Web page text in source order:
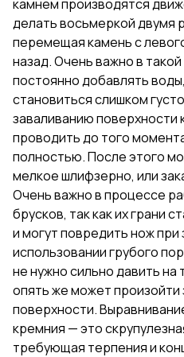
камнем производятся
делать восьмеркой двумя
перемещая камень с
назад. Очень важно в
постоянно добавлять
становиться слишком
заваливанию поверхности
проводить до того
полностью. После этого
мелкое шлифзерно, или
Очень важно в процессе
брусков, так как их грани
и могут повредить нож при
использовании грубого
не нужно сильно давить на
опять же может произойти
поверхности.
кремния — это
требующая терпения и